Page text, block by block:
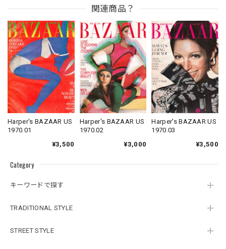
Category
キーワードで探す
TRADITIONAL STYLE
STREET STYLE
関連商品？
Harper's BAZAAR US
1970.01
¥3,500
Harper's BAZAAR US
1970.02
¥3,000
Harper's BAZAAR US
1970.03
¥3,500